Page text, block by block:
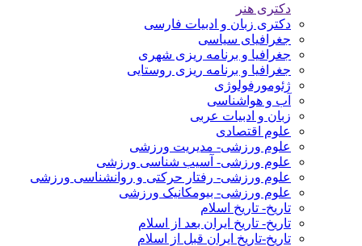
دکتری هنر
دکتری زبان و ادبیات فارسی
جغرافیای سیاسی
جغرافیا و برنامه ریزی شهری
جغرافیا و برنامه ریزی روستایی
ژئومورفولوژی
آب و هواشناسی
زبان و ادبیات عربی
علوم اقتصادی
علوم ورزشی- مدیریت ورزشی
علوم ورزشی- آسیب شناسی ورزشی
علوم ورزشی- رفتار حرکتی و روانشناسی ورزشی
علوم ورزشی- بیومکانیک ورزشی
تاریخ- تاریخ اسلام
تاریخ- تاریخ ایران بعد از اسلام
تاریخ-تاریخ ایران قبل از اسلام